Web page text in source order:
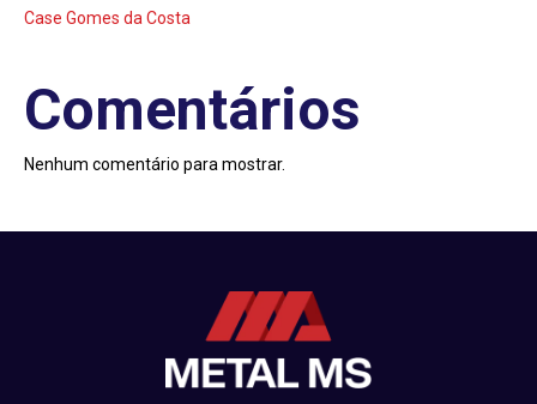
Case Gomes da Costa
Comentários
Nenhum comentário para mostrar.